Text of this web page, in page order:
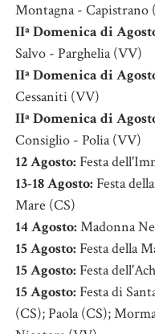
Montagna - Capistrano
IIª Domenica di
Salvo - Parghelia (VV)
IIª Domenica di
Cessaniti (VV)
IIª Domenica di
Consiglio - Polia (VV)
12 Agosto: Festa
13-18 Agosto: Festa
Mare (CS)
14 Agosto: Madonna
15 Agosto: Festa della
15 Agosto: Festa
15 Agosto: Festa di
(CS); Paola (CS);